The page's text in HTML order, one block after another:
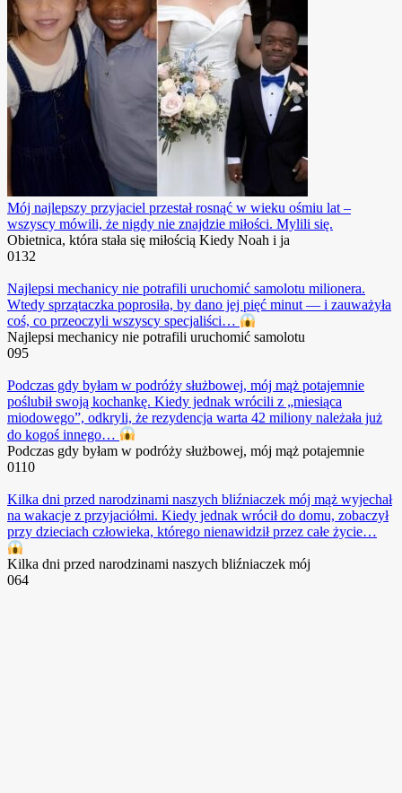
Mój najlepszy przyjaciel przestał rosnąć w wieku ośmiu lat –
wszyscy mówili, że nigdy nie znajdzie miłości. Mylili się.
Obietnica, która stała się miłością Kiedy Noah i ja
0132
Najlepsi mechanicy nie potrafili uruchomić samolotu milionera.
Wtedy sprzątaczka poprosiła, by dano jej pięć minut — i zauważyła
coś, co przeoczyli wszyscy specjaliści…
Najlepsi mechanicy nie potrafili uruchomić samolotu
095
Podczas gdy byłam w podróży służbowej, mój mąż potajemnie
poślubił swoją kochankę. Kiedy jednak wrócili z „miesiąca
miodowego”, odkryli, że rezydencja warta 42 miliony należała już
do kogoś innego…
Podczas gdy byłam w podróży służbowej, mój mąż potajemnie
0110
Kilka dni przed narodzinami naszych bliźniaczek mój mąż wyjechał
na wakacje z przyjaciółmi. Kiedy jednak wrócił do domu, zobaczył
przy dzieciach człowieka, którego nienawidził przez całe życie…
Kilka dni przed narodzinami naszych bliźniaczek mój
064